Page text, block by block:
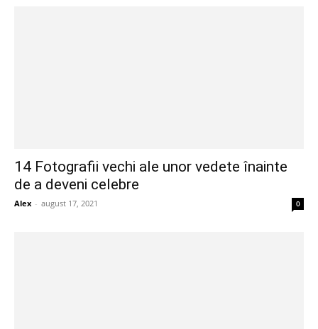
14 Fotografii vechi ale unor vedete înainte
de a deveni celebre
Alex - august 17, 2021 0